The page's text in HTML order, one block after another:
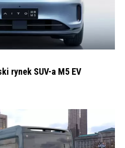
rynek SUV-a M5 EV